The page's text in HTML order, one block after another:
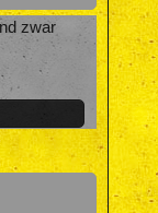
zwar